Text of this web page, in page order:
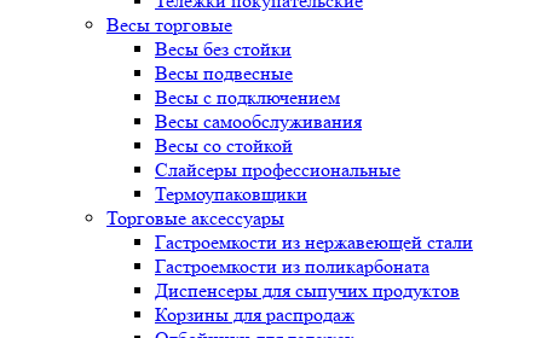
Весы торговые
Весы без стойки
Весы подвесные
Весы с подключением
Весы самообслуживания
Весы со стойкой
Слайсеры профессиональные
Термоупаковщики
Торговые аксессуары
Гастроемкости из нержавеющей стали
Гастроемкости из поликарбоната
Диспенсеры для сыпучих продуктов
Корзины для распродаж